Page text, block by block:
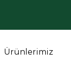
Ürünlerimiz